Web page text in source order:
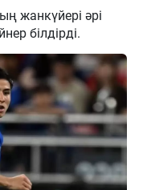
жанкүйері әрі
білдірді.